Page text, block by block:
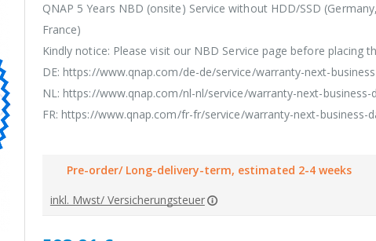
QNAP 5 Years NBD (onsite) Service without HDD/SSD
France)
Kindly notice: Please visit our NBD Service page before placing
DE: https://www.qnap.com/de-de/service/warranty-next-
NL: https://www.qnap.com/nl-nl/service/warranty-next-business-
FR: https://www.qnap.com/fr-fr/service/warranty-next-business-
Pre-order/ Long-delivery-term, estimated 2-4 weeks
inkl. Mwst/ Versicherungsteuer